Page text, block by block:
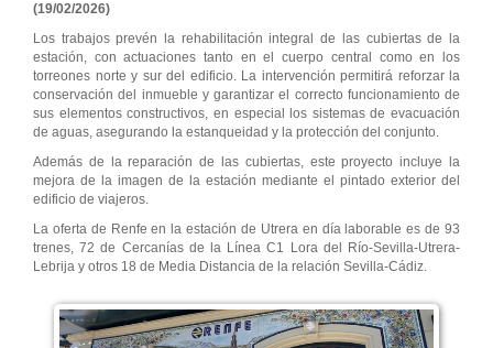
(19/02/2026)
Los trabajos prevén la rehabilitación integral de las cubiertas de la
estación, con actuaciones tanto en el cuerpo central como en los
torreones norte y sur del edificio. La intervención permitirá reforzar la
conservación del inmueble y garantizar el correcto funcionamiento de
sus elementos constructivos, en especial los sistemas de evacuación
de aguas, asegurando la estanqueidad y la protección del conjunto.
Además de la reparación de las cubiertas, este proyecto incluye la
mejora de la imagen de la estación mediante el pintado exterior del
edificio de viajeros.
La oferta de Renfe en la estación de Utrera en día laborable es de 93
trenes, 72 de Cercanías de la Línea C1 Lora del Río-Sevilla-Utrera-
Lebrija y otros 18 de Media Distancia de la relación Sevilla-Cádiz.